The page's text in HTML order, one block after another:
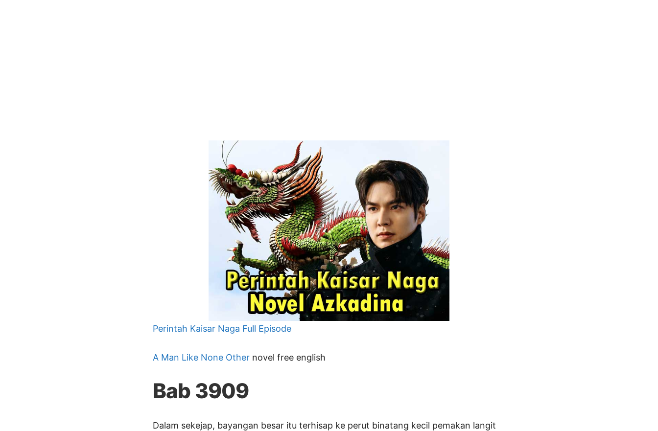
Perintah Kaisar Naga Full Episode
A Man Like None Other novel free english
Bab 3909
Dalam sekejap, bayangan besar itu terhisap ke perut binatang kecil pemakan langit